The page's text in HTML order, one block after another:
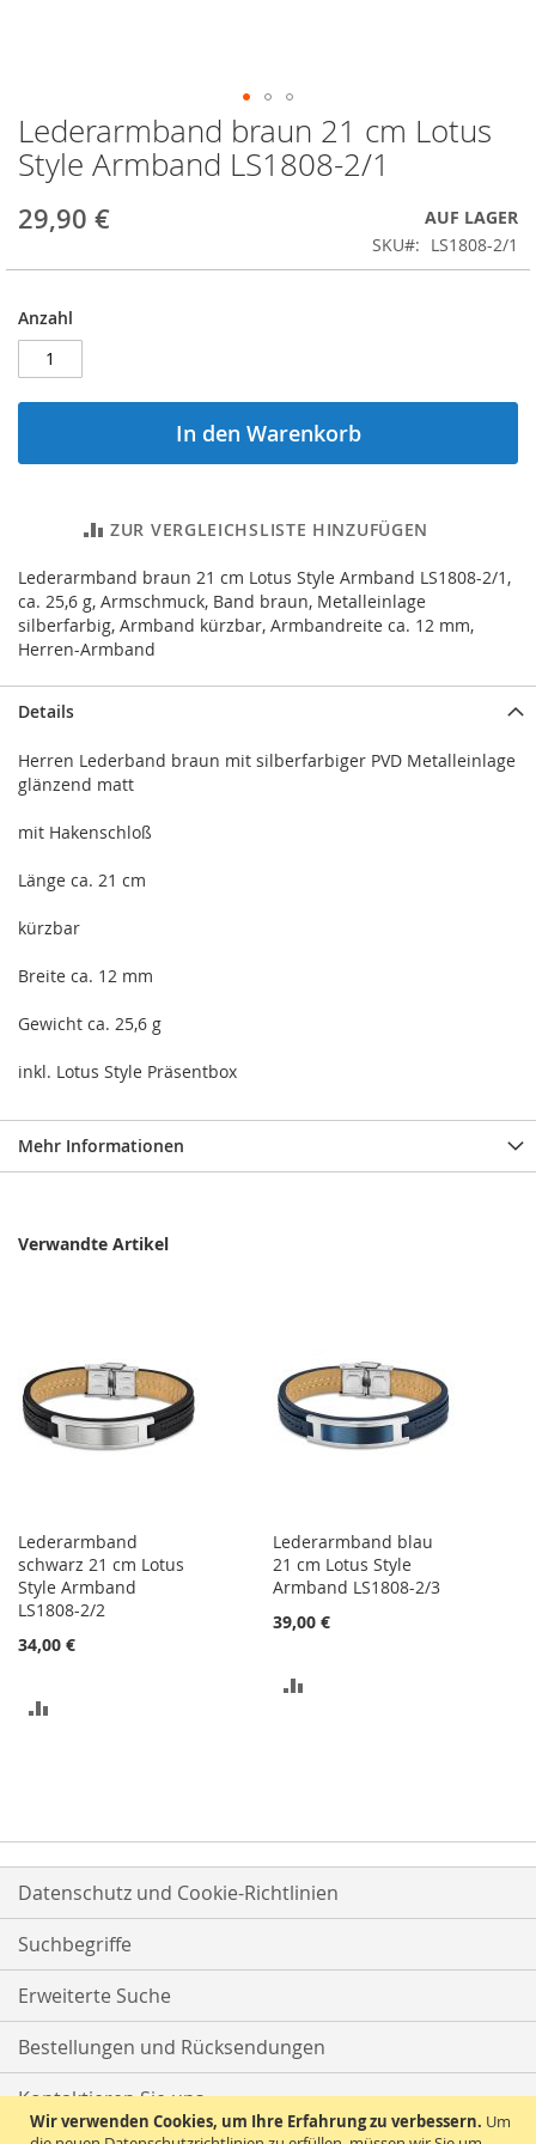
Wir verwenden Cookies, um Ihre Erfahrung zu verbessern. Um
Zum
Anfang
der
springen
Lederarmband braun 21 cm Lotus
Style Armband LS1808-2/1
29,90 €
AUF LAGER
SKU
LS1808-2/1
Anzahl
In den Warenkorb
ZUR VERGLEICHSLISTE HINZUFÜGEN
Lederarmband braun 21 cm Lotus Style Armband LS1808-2/1,
ca. 25,6 g, Armschmuck, Band braun, Metalleinlage
silberfarbig, Armband kürzbar, Armbandreite ca. 12 mm,
Herren-Armband
Details
Herren Lederband braun mit silberfarbiger PVD Metalleinlage
glänzend matt
mit Hakenschloß
Länge ca. 21 cm
kürzbar
Breite ca. 12 mm
Gewicht ca. 25,6 g
inkl. Lotus Style Präsentbox
Mehr Informationen
Verwandte Artikel
Lederarmband
schwarz 21 cm Lotus
Style Armband
LS1808-2/2
34,00 €
Lederarmband blau
21 cm Lotus Style
Armband LS1808-2/3
39,00 €
Datenschutz und Cookie-Richtlinien
Suchbegriffe
Erweiterte Suche
Bestellungen und Rücksendungen
Kontaktieren Sie uns